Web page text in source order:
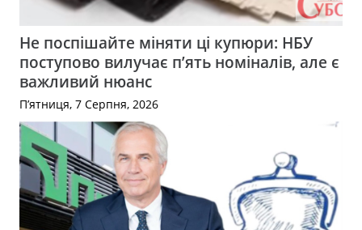
Не поспішайте міняти ці купюри: НБУ
поступово вилучає п’ять номіналів, але є
важливий нюанс
П’ятниця, 7 Серпня, 2026